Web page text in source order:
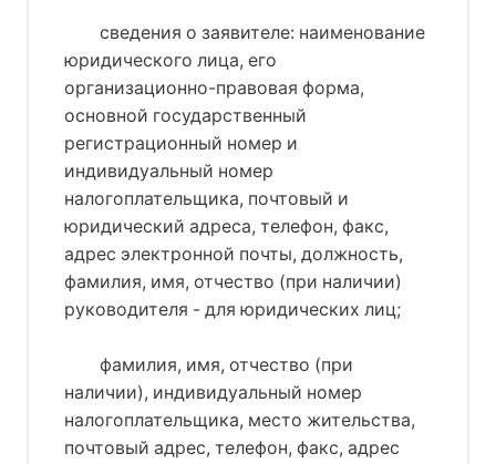
сведения о заявителе: наименование
юридического лица, его
организационно-правовая форма,
основной государственный
регистрационный номер и
индивидуальный номер
налогоплательщика, почтовый и
юридический адреса, телефон, факс,
адрес электронной почты, должность,
фамилия, имя, отчество (при наличии)
руководителя - для юридических лиц;
фамилия, имя, отчество (при
наличии), индивидуальный номер
налогоплательщика, место жительства,
почтовый адрес, телефон, факс, адрес